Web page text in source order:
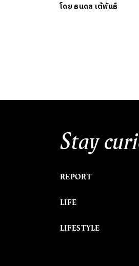
โดย ธนดล เต้พันธ์
Stay
REPORT
LIFE
LIFESTYLE